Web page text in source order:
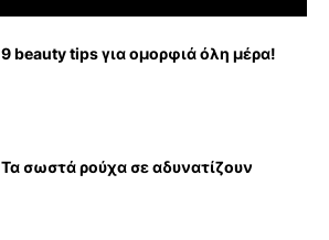
9 beauty tips για ομορφιά όλη μέρα!
Τα σωστά ρούχα σε αδυνατίζουν